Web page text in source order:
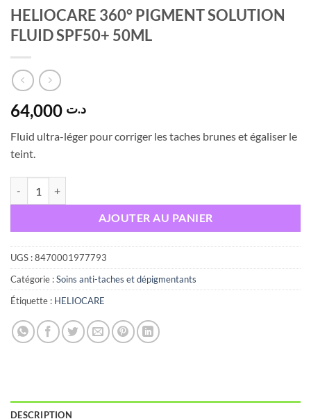
HELIOCARE 360° PIGMENT SOLUTION
FLUID SPF50+ 50ML
د.ت
Fluid ultra-léger pour corriger les taches brunes et égaliser le
teint.
AJOUTER AU PANIER
UGS :8470001977793
Catégorie :Soins anti-taches et dépigmentants
Étiquette : HELIOCARE
DESCRIPTION